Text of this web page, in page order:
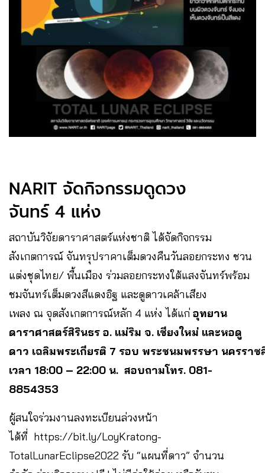
NARIT จัดกิจกรรมดูดวง
จันทร์ 4 แห่ง
สถาบันวิจัยดาราศาสตร์แห่งชาติ ได้จัดกิจกรรม
สังเกตการณ์ จันทรุปราคาเต็มดวงคืนวันลอยกระทง ชวน
แต่งชุดไทย/ พื้นเมือง ร่วมลอยกระทงใต้แสงจันทร์พร้อม
ชมจันทร์เต็มดวงสีแดงอิฐ และดูดาวเคล้าเสียง
เพลง ณ จุดสังเกตการณ์หลัก 4 แห่ง ได้แก่ อุทยาน
ดาราศาสตร์สิรินธร อ. แม่ริม จ. เชียงใหม่ และหอดู
ดาว เฉลิมพระเกียรติ 7 รอบ พระชนมพรรษา นครราช
เวลา 18:00 – 22:00 น. สอบถามโทร. 081-
8854353
ผู้สนใจร่วมงานลงทะเบียนล่วงหน้า
ได้ที่ https://bit.ly/LoyKratong-
TotalLunarEclipse2022 รับ “แผนที่ดาว” จำนวน